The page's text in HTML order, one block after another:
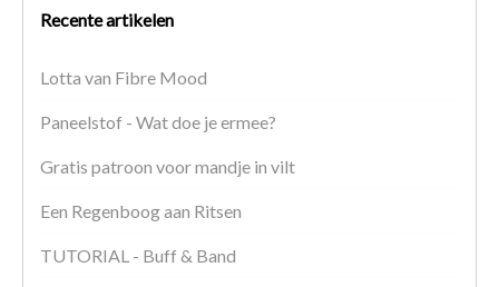
Recente artikelen
Lotta van Fibre Mood
Paneelstof - Wat doe je ermee?
Gratis patroon voor mandje in vilt
Een Regenboog aan Ritsen
TUTORIAL - Buff & Band